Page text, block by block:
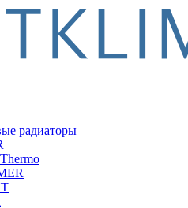
радиаторы